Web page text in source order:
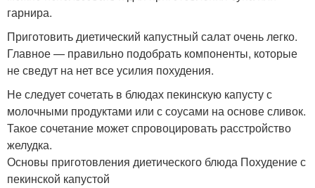
гарнира.
Приготовить диетический капустный салат очень легко.
Главное — правильно подобрать компоненты, которые
не сведут на нет все усилия похудения.
Не следует сочетать в блюдах пекинскую капусту с
молочными продуктами или с соусами на основе сливок.
Такое сочетание может спровоцировать расстройство
желудка.
Основы приготовления диетического блюда Похудение с
пекинской капустой